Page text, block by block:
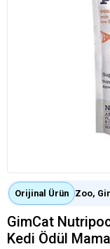
Orijinal Ürün Zoo,
GimCat
Kedi Ödül